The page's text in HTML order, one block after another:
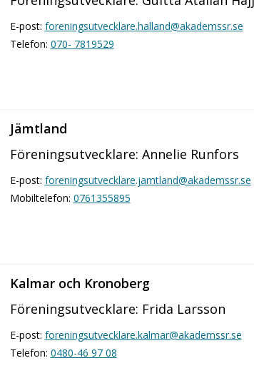
E-post: foreningsutvecklare.halland@akademssr.se
Telefon: 070- 7819529
Jämtland
Föreningsutvecklare: Annelie Runfors
E-post: foreningsutvecklare.jamtland@akademssr.se
Mobiltelefon: 0761355895
Kalmar och Kronoberg
Föreningsutvecklare: Frida Larsson
E-post: foreningsutvecklare.kalmar@akademssr.se
Telefon: 0480-46 97 08